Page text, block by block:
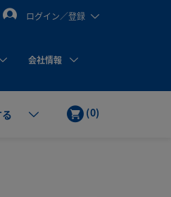
ログイン／登録
会社情報
カ
(0)